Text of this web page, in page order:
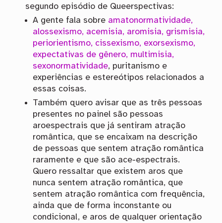
segundo episódio de Queerspectivas:
A gente fala sobre amatonormatividade,
alossexismo, acemisia, aromisia, grismisia,
periorientismo, cissexismo, exorsexismo,
expectativas de gênero, multimisia,
sexonormatividade, puritanismo e
experiências e estereótipos relacionados a
essas coisas.
Também quero avisar que as três pessoas
presentes no painel são pessoas
aroespectrais que já sentiram atração
romântica, que se encaixam na descrição
de pessoas que sentem atração romântica
raramente e que são ace-espectrais.
Quero ressaltar que existem aros que
nunca sentem atração romântica, que
sentem atração romântica com frequência,
ainda que de forma inconstante ou
condicional, e aros de qualquer orientação